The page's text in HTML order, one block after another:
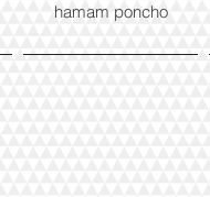
hamam poncho